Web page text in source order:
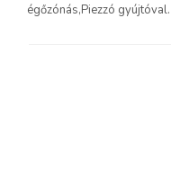
égőzónás,Piezzó